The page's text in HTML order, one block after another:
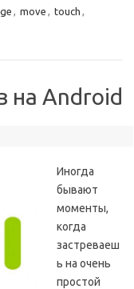
, move , touch ,
на Android
Иногда
бывают
моменты,
когда
застреваеш
ь на очень
простой